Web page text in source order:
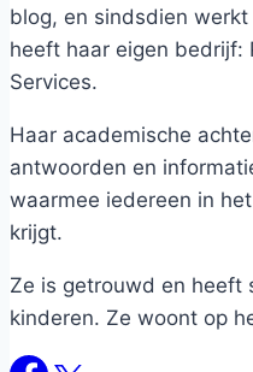
blog, en sindsdien
heeft haar eigen bedrijf:
Services.
Haar academische
antwoorden en
waarmee iedereen in
krijgt.
Ze is getrouwd en heeft
kinderen. Ze woont op